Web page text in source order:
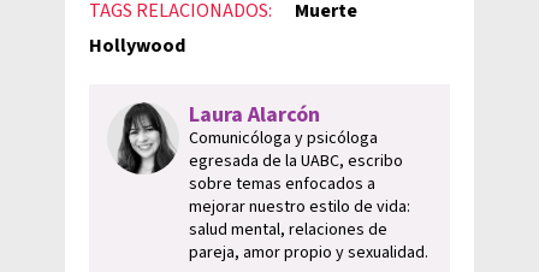
TAGS RELACIONADOS:
Muerte
Hollywood
Laura Alarcón
Comunicóloga y psicóloga
egresada de la UABC, escribo
sobre temas enfocados a
mejorar nuestro estilo de vida:
salud mental, relaciones de
pareja, amor propio y sexualidad.